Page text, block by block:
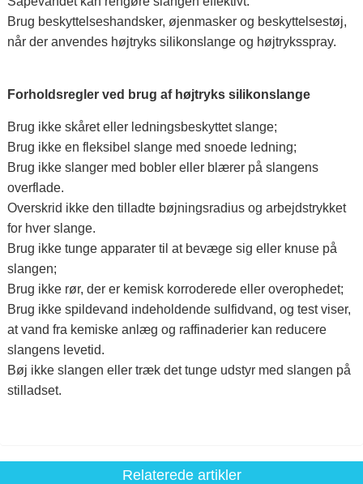
Brug beskyttelseshandsker, øjenmasker og beskyttelsestøj,
når der anvendes højtryks silikonslange og højtryksspray.
Forholdsregler ved brug af højtryks silikonslange
Brug ikke skåret eller ledningsbeskyttet slange;
Brug ikke en fleksibel slange med snoede ledning;
Brug ikke slanger med bobler eller blærer på slangens
overflade.
Overskrid ikke den tilladte bøjningsradius og arbejdstrykket
for hver slange.
Brug ikke tunge apparater til at bevæge sig eller knuse på
slangen;
Brug ikke rør, der er kemisk korroderede eller overophedet;
Brug ikke spildevand indeholdende sulfidvand, og test viser,
at vand fra kemiske anlæg og raffinaderier kan reducere
slangens levetid.
Bøj ikke slangen eller træk det tunge udstyr med slangen på
stilladset.
Relaterede artikler